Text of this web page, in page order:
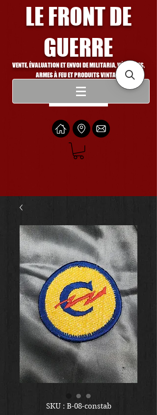
LE FRONT DE
GUERRE
VENTE, ÉVALUATION ET ENVOI DE MILITARIA, VÉHICULES,
ARMES À FEU ET PRODUITS VINTAGE
Se connecter
SKU : B-08-constab